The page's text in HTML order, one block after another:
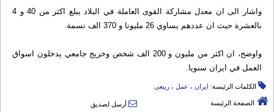
واشار الى ان معدل مشاركة القوى العاملة في البلاد يبلغ اكثر من 40 و 4
بالعشرة حيث ان عددهم يساوي 26 مليونا و 370 الف نسمة.
واوضح، ان اكثر من مليون و 200 الف شخص وخريج جامعي يدخلون اسواق
العمل في ايران سنويا.
الكلمات الرئيسة: ایران ، عمل ، ربیعی
الصفحة الرئيسة
أرسل لصديق